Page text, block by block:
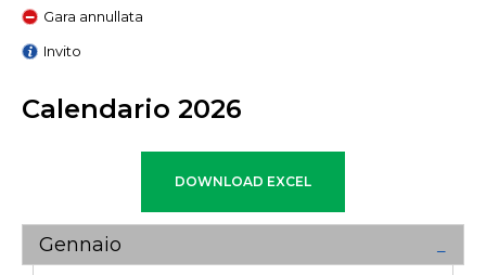
Gara annullata
Invito
Calendario 2026
Gennaio